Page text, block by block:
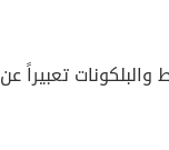
تعبيراً عن